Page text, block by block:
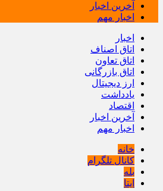
آخرین اخبار
اخبار مهم
اخبار
اتاق اصناف
اتاق تعاون
اتاق بازرگانی
ارز دیجیتال
یادداشت
اقتصاد
آخرین اخبار
اخبار مهم
خانه
کانال تلگرام
بله
ایتا